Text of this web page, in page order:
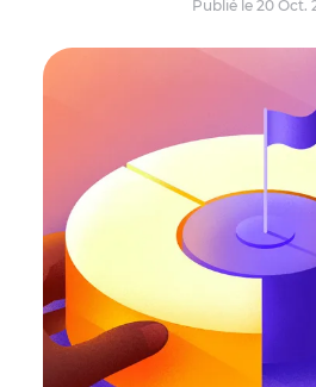
Publié le 20 Oct.